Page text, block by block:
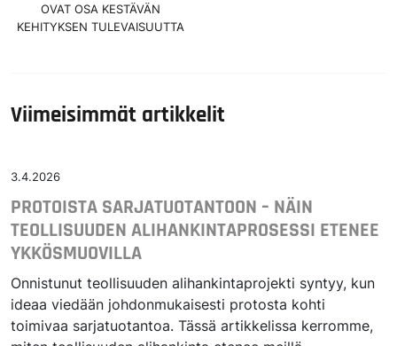
OVAT OSA KESTÄVÄN
KEHITYKSEN TULEVAISUUTTA
Viimeisimmät artikkelit
3.4.2026
PROTOISTA SARJATUOTANTOON – NÄIN
TEOLLISUUDEN ALIHANKINTAPROSESSI ETENEE
YKKÖSMUOVILLA
Onnistunut teollisuuden alihankintaprojekti syntyy, kun
ideaa viedään johdonmukaisesti protosta kohti
toimivaa sarjatuotantoa. Tässä artikkelissa kerromme,